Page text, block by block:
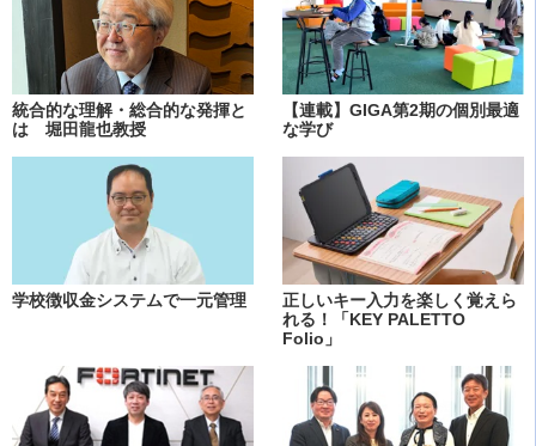
統合的な理解・総合的な発揮と
は 堀田龍也教授
【連載】GIGA第2期の個別最適
な学び
学校徴収金システムで一元管理
正しいキー入力を楽しく覚えら
れる！「KEY PALETTO
Folio」